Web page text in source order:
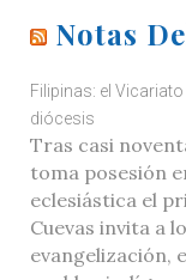
Notas
Filipinas: el
diócesis
Tras casi
toma posesión
eclesiástica el
Cuevas invita a
evangelización,